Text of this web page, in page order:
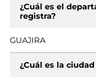
¿Cuál es el
registra?
GUAJIRA
¿Cuál es la